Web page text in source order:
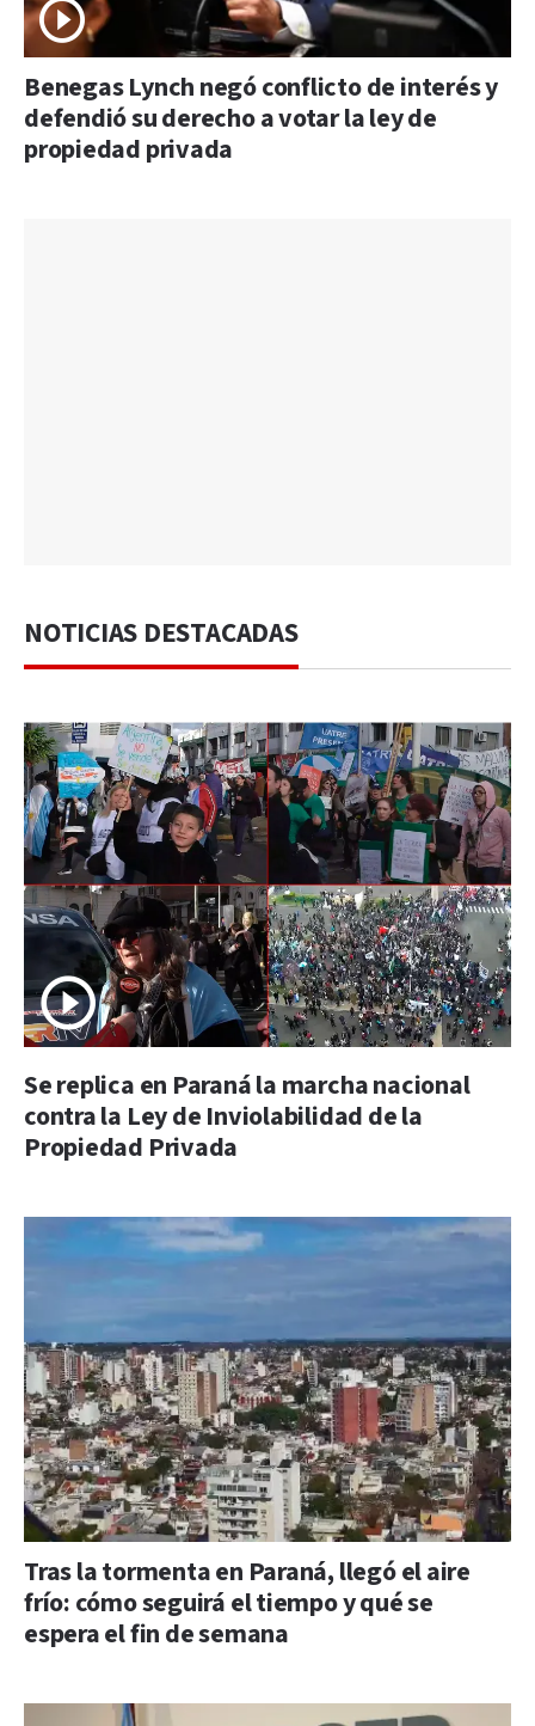
Benegas Lynch negó conflicto de interés y
defendió su derecho a votar la ley de
propiedad privada
NOTICIAS DESTACADAS
Se replica en Paraná la marcha nacional
contra la Ley de Inviolabilidad de la
Propiedad Privada
Tras la tormenta en Paraná, llegó el aire
frío: cómo seguirá el tiempo y qué se
espera el fin de semana